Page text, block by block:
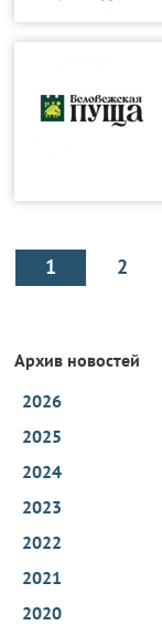
1 2
Архив новостей
2026
2025
2024
2023
2022
2021
2020